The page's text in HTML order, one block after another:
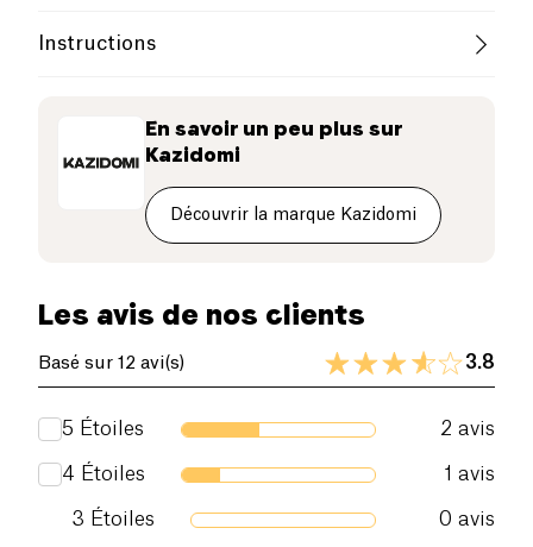
Instructions
Suivre les instructions de cuisson sur l'emballage
En savoir un peu plus sur
Kazidomi
Découvrir la marque Kazidomi
Les avis de nos clients
Basé sur 12 avi(s) 3.8
5 Étoiles 2 avis
4 Étoiles 1 avis
3 Étoiles 0 avis